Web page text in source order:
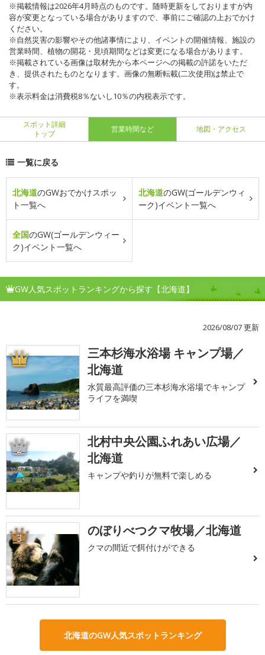
※掲載情報は2026年4月時点のものです。随時更新をしておりますが内
容が変更となっている場合がありますので、事前にご確認の上おでかけ
ください。
※自然災害の影響やその他諸事情により、イベントの開催情報、施設の
営業時間、植物の開花・見頃期間などは変更になる場合があります。
※掲載されている画像は取材先から本ページへの掲載の許諾をいただ
き、提供されたものとなります。画像の無断転載(二次使用)は禁止で
す。
※表示料金は消費税8％ないし10％の内税表示です。
スポット詳細
トップ
営業時間など 地図・アクセス
一覧に戻る
北海道のGWおでかけスポッ
ト一覧へ
北海道のGW(ゴールデンウィ
ーク)イベント一覧へ
全国のGW(ゴールデンウィー
ク)イベント一覧へ
GW人気スポットランキングから探す【北海道】
2026/08/07 更新
1
三本杉海水浴場 キャンプ場／
北海道
水質最高評価の三本杉海水浴場でキャンプ
ライフを満喫
2
北村中央公園ふれあい広場／
北海道
キャンプや釣りが無料で楽しめる
3 のぼりべつクマ牧場／北海道
クマの間近で餌付けができる
北海道のGW人気スポットランキング